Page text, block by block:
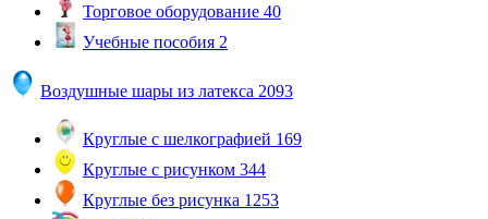
Торговое оборудование 40
Учебные пособия 2
Воздушные шары из латекса 2093
Круглые с шелкографией 169
Круглые с рисунком 344
Круглые без рисунка 1253